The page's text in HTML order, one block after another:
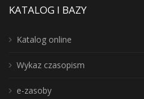
KATALOG I BAZY
Katalog online
Wykaz czasopism
e-zasoby